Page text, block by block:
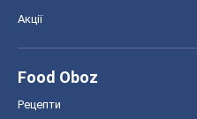
Акції
Food Oboz
Рецепти